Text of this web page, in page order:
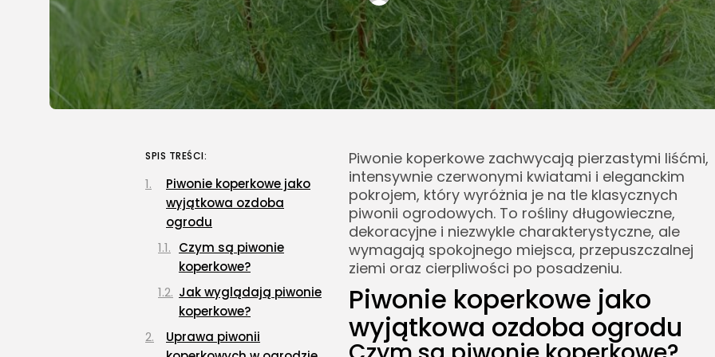
Piwonie koperkowe zachwycają pierzastymi liśćmi,
intensywnie czerwonymi kwiatami i eleganckim
pokrojem, który wyróżnia je na tle klasycznych
piwonii ogrodowych. To rośliny długowieczne,
dekoracyjne i niezwykle charakterystyczne, ale
wymagają spokojnego miejsca, przepuszczalnej
ziemi oraz cierpliwości po posadzeniu.
Piwonie koperkowe jako
wyjątkowa ozdoba ogrodu
SPIS TREŚCI:
Piwonie koperkowe jako
wyjątkowa ozdoba
ogrodu
Czym są piwonie
koperkowe?
Jak wyglądają piwonie
koperkowe?
Uprawa piwonii